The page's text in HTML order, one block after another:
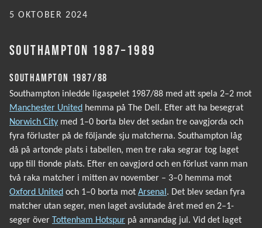
PUBLICERAT
5 OKTOBER 2024
SOUTHAMPTON 1987–1989
SOUTHAMPTON 1987/88
Southampton inledde ligaspelet 1987/88 med att spela 2–2 mot
Manchester United hemma på The Dell. Efter att ha besegrat
Norwich City med 1–0 borta blev det sedan tre oavgjorda och
fyra förluster på de följande sju matcherna. Southampton låg
då på artonde plats i tabellen, men tre raka segrar tog laget
upp till tionde plats. Efter en oavgjord och en förlust vann man
två raka matcher i mitten av november – 3–0 hemma mot
Oxford United och 1–0 borta mot Arsenal . Det blev sedan fyra
matcher utan seger, men laget avslutade året med en 2–1-
seger över
Tottenham Hotspur på annandag jul. Vid det laget